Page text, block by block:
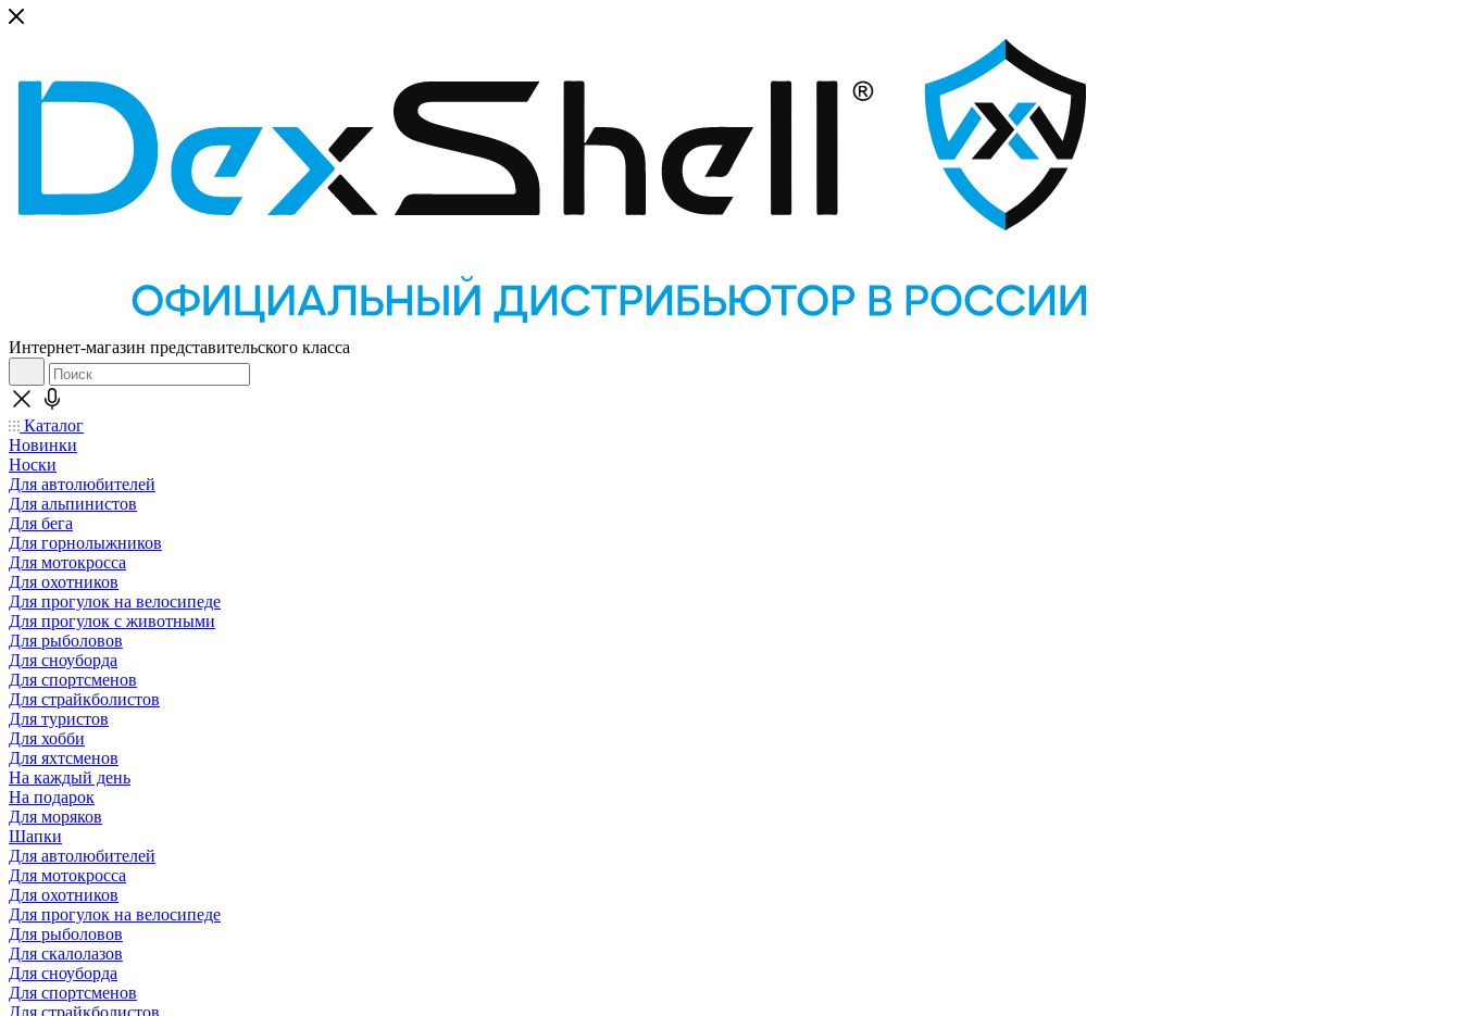
Интернет-магазин представительского класса
Каталог
Новинки
Носки
Для автолюбителей
Для альпинистов
Для бега
Для горнолыжников
Для мотокросса
Для охотников
Для прогулок на велосипеде
Для прогулок с животными
Для рыболовов
Для сноуборда
Для спортсменов
Для страйкболистов
Для туристов
Для хобби
Для яхтсменов
На каждый день
На подарок
Для моряков
Шапки
Для автолюбителей
Для мотокросса
Для охотников
Для прогулок на велосипеде
Для рыболовов
Для скалолазов
Для сноуборда
Для спортсменов
Для страйкболистов